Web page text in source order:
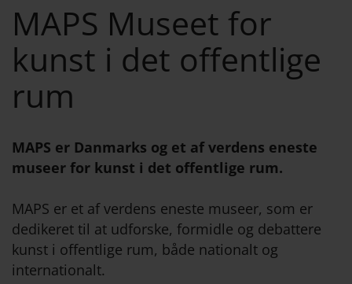
MAPS Museet for
kunst i det offentlige
rum
MAPS er Danmarks og et af verdens eneste
museer for kunst i det offentlige rum.
MAPS er et af verdens eneste museer, som er
dedikeret til at udforske, formidle og debattere
kunst i offentlige rum, både nationalt og
internationalt.